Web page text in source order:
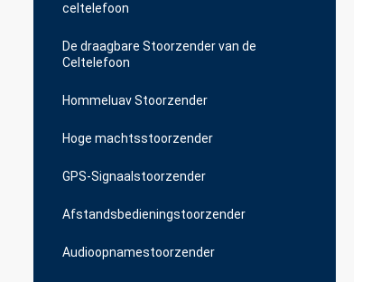
celtelefoon
De draagbare Stoorzender van de
Celtelefoon
Hommeluav Stoorzender
Hoge machtsstoorzender
GPS-Signaalstoorzender
Afstandsbedieningstoorzender
Audioopnamestoorzender